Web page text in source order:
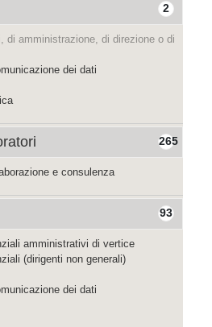
2
di amministrazione, di direzione o di
dei dati
265
e consulenza
93
amministrativi di vertice
(dirigenti non generali)
dei dati